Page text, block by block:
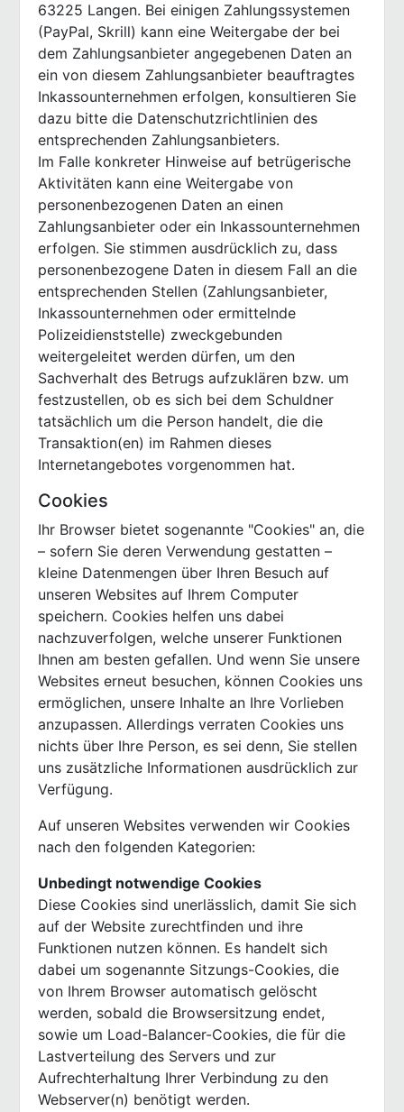
63225 Langen. Bei einigen Zahlungssystemen
(PayPal, Skrill) kann eine Weitergabe der bei
dem Zahlungsanbieter angegebenen Daten an
ein von diesem Zahlungsanbieter beauftragtes
Inkassounternehmen erfolgen, konsultieren Sie
dazu bitte die Datenschutzrichtlinien des
entsprechenden Zahlungsanbieters.
Im Falle konkreter Hinweise auf betrügerische
Aktivitäten kann eine Weitergabe von
personenbezogenen Daten an einen
Zahlungsanbieter oder ein Inkassounternehmen
erfolgen. Sie stimmen ausdrücklich zu, dass
personenbezogene Daten in diesem Fall an die
entsprechenden Stellen (Zahlungsanbieter,
Inkassounternehmen oder ermittelnde
Polizeidienststelle) zweckgebunden
weitergeleitet werden dürfen, um den
Sachverhalt des Betrugs aufzuklären bzw. um
festzustellen, ob es sich bei dem Schuldner
tatsächlich um die Person handelt, die die
Transaktion(en) im Rahmen dieses
Internetangebotes vorgenommen hat.
Cookies
Ihr Browser bietet sogenannte "Cookies" an, die
– sofern Sie deren Verwendung gestatten –
kleine Datenmengen über Ihren Besuch auf
unseren Websites auf Ihrem Computer
speichern. Cookies helfen uns dabei
nachzuverfolgen, welche unserer Funktionen
Ihnen am besten gefallen. Und wenn Sie unsere
Websites erneut besuchen, können Cookies uns
ermöglichen, unsere Inhalte an Ihre Vorlieben
anzupassen. Allerdings verraten Cookies uns
nichts über Ihre Person, es sei denn, Sie stellen
uns zusätzliche Informationen ausdrücklich zur
Verfügung.
Auf unseren Websites verwenden wir Cookies
nach den folgenden Kategorien:
Unbedingt notwendige Cookies
Diese Cookies sind unerlässlich, damit Sie sich
auf der Website zurechtfinden und ihre
Funktionen nutzen können. Es handelt sich
dabei um sogenannte Sitzungs-Cookies, die
von Ihrem Browser automatisch gelöscht
werden, sobald die Browsersitzung endet,
sowie um Load-Balancer-Cookies, die für die
Lastverteilung des Servers und zur
Aufrechterhaltung Ihrer Verbindung zu den
Webserver(n) benötigt werden.